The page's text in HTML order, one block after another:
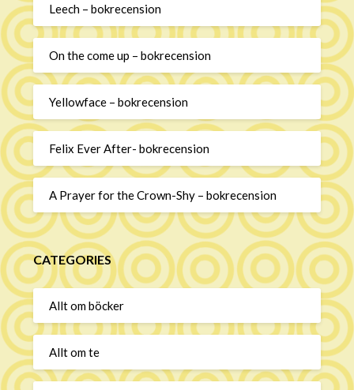
Leech – bokrecension
On the come up – bokrecension
Yellowface – bokrecension
Felix Ever After- bokrecension
A Prayer for the Crown-Shy – bokrecension
CATEGORIES
Allt om böcker
Allt om te